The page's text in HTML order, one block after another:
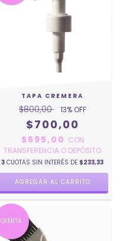
TAPA CREMERA
$800,00 13% OFF
$700,00
$595,00 CON
TRANSFERENCIA O DEPÓSITO
3 CUOTAS SIN INTERÉS DE $233,33
OFERTA